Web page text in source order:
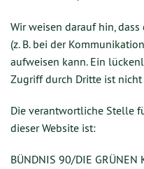
Wir weisen darauf hin,
(z. B. bei der
aufweisen kann. Ein
Zugriff durch Dritte ist
Die verantwortliche Stelle
dieser Website ist:
BÜNDNIS 90/DIE